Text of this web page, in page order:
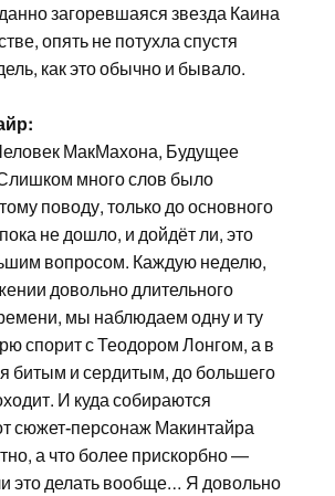
загоревшаяся звезда Каина
опять не потухла спустя
как это обычно и бывало.
МакМахона, Будущее
много слов было
поводу, только до основного
не дошло, и дойдёт ли, это
вопросом. Каждую неделю,
довольно длительного
мы наблюдаем одну и ту
спорит с Теодором Лонгом, а в
битым и сердитым, до большего
И куда собираются
сюжет-персонаж Макинтайра
а что более прискорбно —
это делать вообще… Я довольно